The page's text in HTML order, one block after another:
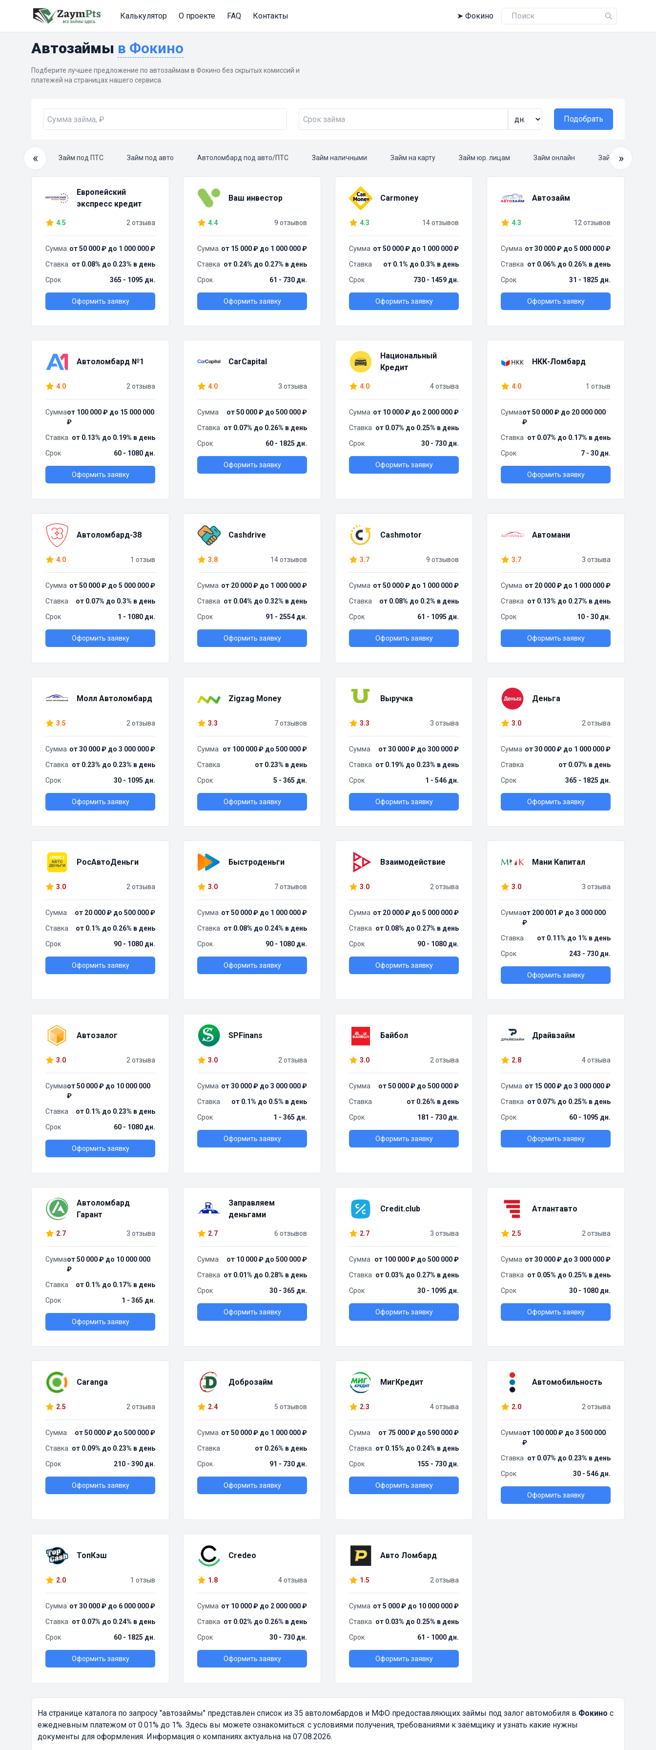
Калькулятор О проекте FAQ Контакты ➤ Фокино
Автозаймы в Фокино
Подберите лучшее предложение по автозаймам в Фокино без скрытых комиссий и
платежей на страницах нашего сервиса.
Подобрать
«
займ Займ под ПТС Займ под авто Автоломбард под авто/ПТС Займ наличными Займ на карту Займ юр. лицам Займ онлайн Займ »
Европейский
экспресс кредит
4.5 2 отзыва
Сумма от 50 000 ₽ до 1 000 000 ₽
Ставка от 0.08% до 0.23% в день
Срок
365 - 1095 дн.
Оформить заявку
Ваш инвестор
4.4 9 отзывов
Сумма от 15 000 ₽ до 1 000 000 ₽
Ставка от 0.24% до 0.27% в день
Срок
61 - 730 дн.
Оформить заявку
Carmoney
4.3 14 отзывов
Сумма от 50 000 ₽ до 1 000 000 ₽
Ставка
от 0.1% до 0.3% в день
Срок
730 - 1459 дн.
Оформить заявку
Автозайм
4.3 12 отзывов
Сумма от 30 000 ₽ до 5 000 000 ₽
Ставка от 0.06% до 0.26% в день
Срок
31 - 1825 дн.
Оформить заявку
Автоломбард №1
4.0 2 отзыва
Суммаот 100 000 ₽ до 15 000 000
₽
Ставка от 0.13% до 0.19% в день
Срок
60 - 1080 дн.
Оформить заявку
CarCapital
4.0 3 отзыва
Сумма
от 50 000 ₽ до 500 000 ₽
Ставка от 0.07% до 0.26% в день
Срок
60 - 1825 дн.
Оформить заявку
Национальный
Кредит
4.0 4 отзыва
Сумма от 10 000 ₽ до 2 000 000 ₽
Ставка от 0.07% до 0.25% в день
Срок
30 - 730 дн.
Оформить заявку
НКК-Ломбард
4.0 1 отзыв
Суммаот 50 000 ₽ до 20 000 000
₽
Ставка от 0.07% до 0.17% в день
Срок
7 - 30 дн.
Оформить заявку
Автоломбард-38
4.0 1 отзыв
Сумма от 50 000 ₽ до 5 000 000 ₽
Ставка
от 0.07% до 0.3% в день
Срок
1 - 1080 дн.
Оформить заявку
Cashdrive
3.8 14 отзывов
Сумма от 20 000 ₽ до 1 000 000 ₽
Ставка от 0.04% до 0.32% в день
Срок
91 - 2554 дн.
Оформить заявку
Cashmotor
3.7 9 отзывов
Сумма от 50 000 ₽ до 1 000 000 ₽
Ставка
от 0.08% до 0.2% в день
Срок
61 - 1095 дн.
Оформить заявку
Автомани
3.7 3 отзыва
Сумма от 20 000 ₽ до 1 000 000 ₽
Ставка от 0.13% до 0.27% в день
Срок
10 - 30 дн.
Оформить заявку
Молл Автоломбард
3.5 2 отзыва
Сумма от 30 000 ₽ до 3 000 000 ₽
Ставка от 0.23% до 0.23% в день
Срок
30 - 1095 дн.
Оформить заявку
Zigzag Money
3.3 7 отзывов
Сумма
от 100 000 ₽ до 500 000 ₽
Ставка
от 0.23% в день
Срок
5 - 365 дн.
Оформить заявку
Выручка
3.3 3 отзыва
Сумма
от 30 000 ₽ до 300 000 ₽
Ставка от 0.19% до 0.23% в день
Срок
1 - 546 дн.
Оформить заявку
Деньга
3.0 2 отзыва
Сумма от 30 000 ₽ до 1 000 000 ₽
Ставка
от 0.07% в день
Срок
365 - 1825 дн.
Оформить заявку
РосАвтоДеньги
3.0 2 отзыва
Сумма
от 20 000 ₽ до 500 000 ₽
Ставка
от 0.1% до 0.26% в день
Срок
90 - 1080 дн.
Оформить заявку
Быстроденьги
3.0 7 отзывов
Сумма от 50 000 ₽ до 1 000 000 ₽
Ставка от 0.08% до 0.24% в день
Срок
90 - 1080 дн.
Оформить заявку
Взаимодействие
3.0 2 отзыва
Сумма от 20 000 ₽ до 5 000 000 ₽
Ставка от 0.08% до 0.27% в день
Срок
90 - 1080 дн.
Оформить заявку
Мани Капитал
3.0 3 отзыва
Суммаот 200 001 ₽ до 3 000 000
₽
Ставка
от 0.11% до 1% в день
Срок
243 - 730 дн.
Оформить заявку
Автозалог
3.0 2 отзыва
Суммаот 50 000 ₽ до 10 000 000
₽
Ставка
от 0.1% до 0.23% в день
Срок
60 - 1080 дн.
Оформить заявку
SPFinans
3.0 2 отзыва
Сумма от 30 000 ₽ до 3 000 000 ₽
Ставка
от 0.1% до 0.5% в день
Срок
1 - 365 дн.
Оформить заявку
Байбол
3.0 2 отзыва
Сумма
от 50 000 ₽ до 500 000 ₽
Ставка
от 0.26% в день
Срок
181 - 730 дн.
Оформить заявку
Драйвзайм
2.8 4 отзыва
Сумма от 15 000 ₽ до 3 000 000 ₽
Ставка от 0.07% до 0.25% в день
Срок
60 - 1095 дн.
Оформить заявку
Автоломбард
Гарант
2.7 3 отзыва
Суммаот 50 000 ₽ до 10 000 000
₽
Ставка
от 0.1% до 0.17% в день
Срок
1 - 365 дн.
Оформить заявку
Заправляем
деньгами
2.7 6 отзывов
Сумма
от 10 000 ₽ до 500 000 ₽
Ставка от 0.01% до 0.28% в день
Срок
30 - 365 дн.
Оформить заявку
Credit.club
2.7 3 отзыва
Сумма
от 100 000 ₽ до 500 000 ₽
Ставка от 0.03% до 0.27% в день
Срок
30 - 1095 дн.
Оформить заявку
Атлантавто
2.5 2 отзыва
Сумма от 30 000 ₽ до 3 000 000 ₽
Ставка от 0.05% до 0.25% в день
Срок
30 - 1080 дн.
Оформить заявку
Caranga
2.5 2 отзыва
Сумма
от 50 000 ₽ до 500 000 ₽
Ставка от 0.09% до 0.23% в день
Срок
210 - 390 дн.
Оформить заявку
Доброзайм
2.4 5 отзывов
Сумма от 50 000 ₽ до 1 000 000 ₽
Ставка
от 0.26% в день
Срок
91 - 730 дн.
Оформить заявку
МигКредит
2.3 4 отзыва
Сумма
от 75 000 ₽ до 590 000 ₽
Ставка от 0.15% до 0.24% в день
Срок
155 - 730 дн.
Оформить заявку
Автомобильность
2.0 2 отзыва
Суммаот 100 000 ₽ до 3 500 000
₽
Ставка от 0.07% до 0.23% в день
Срок
30 - 546 дн.
Оформить заявку
ТопКэш
2.0 1 отзыв
Сумма от 30 000 ₽ до 6 000 000 ₽
Ставка от 0.07% до 0.24% в день
Срок
60 - 1825 дн.
Оформить заявку
Credeo
1.8 4 отзыва
Сумма от 10 000 ₽ до 2 000 000 ₽
Ставка от 0.02% до 0.26% в день
Срок
30 - 730 дн.
Оформить заявку
Авто Ломбард
1.5 2 отзыва
Сумма от 5 000 ₽ до 10 000 000 ₽
Ставка от 0.03% до 0.25% в день
Срок
61 - 1000 дн.
Оформить заявку
На странице каталога по запросу "автозаймы" представлен список из 35 автоломбардов и МФО предоставляющих займы под залог автомобиля в Фокино с
ежедневным платежом от 0.01% до 1%. Здесь вы можете ознакомиться: с условиями получения, требованиями к заёмщику и узнать какие нужны
документы для оформления. Информация о компаниях актуальна на 07.08.2026.